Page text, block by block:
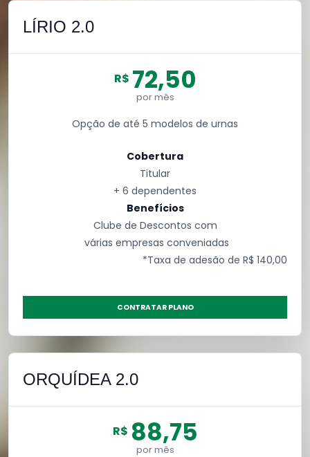
LÍRIO 2.0
R$ 72,50
por mês
Opção de até 5 modelos de urnas
Cobertura
Titular
+ 6 dependentes
Benefícios
Clube de Descontos com
várias empresas conveniadas
*Taxa de adesão de R$ 140,00
CONTRATAR PLANO
ORQUÍDEA 2.0
R$ 88,75
por mês